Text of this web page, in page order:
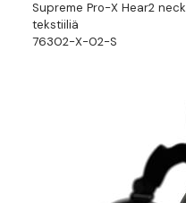
Supreme Pro-X Hear2
tekstiiliä
76302-X-02-S